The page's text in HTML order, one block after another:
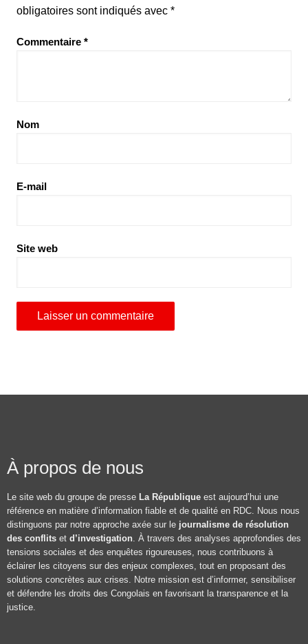
obligatoires sont indiqués avec *
Commentaire *
Nom
E-mail
Site web
À propos de nous
Le site web du groupe de presse La République est aujourd’hui une
référence en matière d’information fiable et de qualité en RDC. Nous nous
distinguons par notre approche axée sur le journalisme de résolution
des conflits et d’investigation. À travers des analyses approfondies des
tensions sociales et des enquêtes rigoureuses, nous contribuons à
éclairer les citoyens sur des enjeux complexes, tout en proposant des
solutions concrètes aux crises. Notre mission est d’informer, sensibiliser
et défendre les droits des Congolais en favorisant la transparence et la
justice.